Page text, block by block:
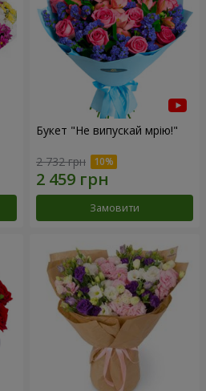
Букет "Не випускай мрію!"
2 732 грн
Замовити